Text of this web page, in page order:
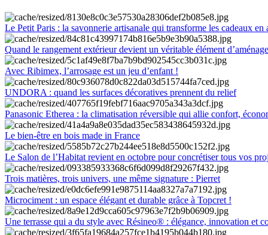
Le Petit Paris : la savonnerie artisanale qui transforme les cadeaux en
Quand le rangement extérieur devient un véritable élément
Avec Ribimex, l’arrosage est un jeu d’enfant !
UNDORA : quand les surfaces décoratives prennent du relief
Panasonic Etherea : la climatisation réversible qui allie confort,
Le bien-être en bois made in France
Le Salon de l’Habitat revient en octobre pour concrétiser tous vos
Trois matières, trois univers, une même signature : Pierret
Microciment : un espace élégant et durable grâce à Topcret !
Une terrasse qui a du style avec Résineo® : élégance, innovation et